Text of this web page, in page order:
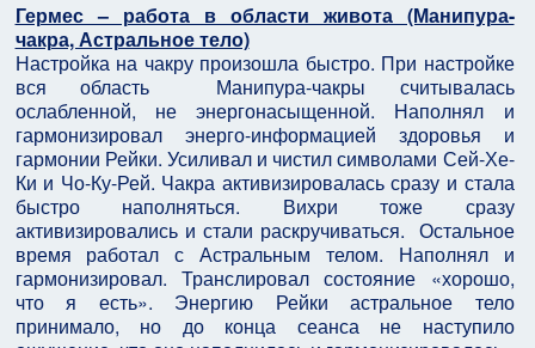
Гермес – работа в области живота (Манипура-
чакра, Астральное тело)
Настройка на чакру произошла быстро. При настройке
вся область Манипура-чакры считывалась
ослабленной, не энергонасыщенной. Наполнял и
гармонизировал энерго-информацией здоровья и
гармонии Рейки. Усиливал и чистил символами Сей-Хе-
Ки и Чо-Ку-Рей. Чакра активизировалась сразу и стала
быстро наполняться. Вихри тоже сразу
активизировались и стали раскручиваться. Остальное
время работал с Астральным телом. Наполнял и
гармонизировал. Транслировал состояние «хорошо,
что я есть». Энергию Рейки астральное тело
принимало, но до конца сеанса не наступило